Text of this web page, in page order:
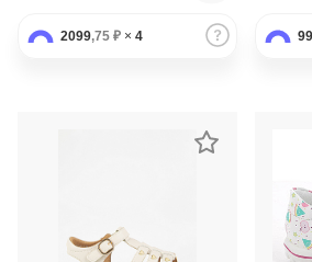
2099,75 ₽ × 4